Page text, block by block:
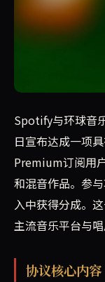
Spotify与环球音
Spotify与环球音
日宣布达成一项
Premium订阅用
和混音作品。参
入中获得分成。
主流音乐平台与
协议核心内容